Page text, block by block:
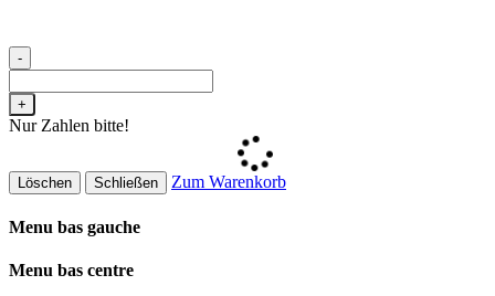
-
+
Nur Zahlen bitte!
Löschen Schließen Zum Warenkorb
Menu bas gauche
Menu bas centre